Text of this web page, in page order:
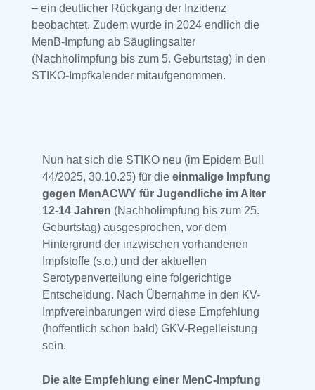
– ein deutlicher Rückgang der Inzidenz
beobachtet. Zudem wurde in 2024 endlich die
MenB-Impfung ab Säuglingsalter
(Nachholimpfung bis zum 5. Geburtstag) in den
STIKO-Impfkalender mitaufgenommen.
Nun hat sich die STIKO neu (im Epidem Bull
44/2025, 30.10.25) für die einmalige Impfung
gegen MenACWY für Jugendliche im Alter
12-14 Jahren (Nachholimpfung bis zum 25.
Geburtstag) ausgesprochen, vor dem
Hintergrund der inzwischen vorhandenen
Impfstoffe (s.o.) und der aktuellen
Serotypenverteilung eine folgerichtige
Entscheidung. Nach Übernahme in den KV-
Impfvereinbarungen wird diese Empfehlung
(hoffentlich schon bald) GKV-Regelleistung
sein.
Die alte Empfehlung einer MenC-Impfung